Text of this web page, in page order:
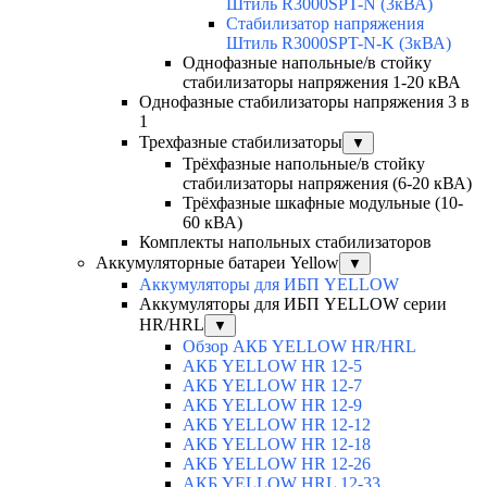
Штиль R3000SPT-N (3кВА)
Стабилизатор напряжения
Штиль R3000SPT-N-K (3кВА)
Однофазные напольные/в стойку
стабилизаторы напряжения 1-20 кВА
Однофазные стабилизаторы напряжения 3 в
1
Трехфазные стабилизаторы
▼
Трёхфазные напольные/в стойку
стабилизаторы напряжения (6-20 кВА)
Трёхфазные шкафные модульные (10-
60 кВА)
Комплекты напольных стабилизаторов
Аккумуляторные батареи Yellow
▼
Аккумуляторы для ИБП YELLOW
Аккумуляторы для ИБП YELLOW серии
HR/HRL
▼
Обзор АКБ YELLOW HR/HRL
АКБ YELLOW HR 12-5
АКБ YELLOW HR 12-7
АКБ YELLOW HR 12-9
АКБ YELLOW HR 12-12
АКБ YELLOW HR 12-18
АКБ YELLOW HR 12-26